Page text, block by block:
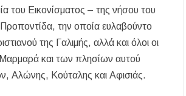
του Εικονίσματος – της νήσου του
την οποία ευλαβούντο
της Γαλιμής, αλλά και όλοι οι
Μαρμαρά και των πλησίων αυτού
Αλώνης, Κούταλης και Αφισιάς.